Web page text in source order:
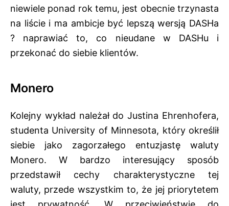
niewiele ponad rok temu, jest obecnie trzynasta
na liście i ma ambicje być lepszą wersją DASHa
? naprawiać to, co nieudane w DASHu i
przekonać do siebie klientów.
Monero
Kolejny wykład należał do Justina Ehrenhofera,
studenta University of Minnesota, który określił
siebie jako zagorzałego entuzjastę waluty
Monero. W bardzo interesujący sposób
przedstawił cechy charakterystyczne tej
waluty, przede wszystkim to, że jej priorytetem